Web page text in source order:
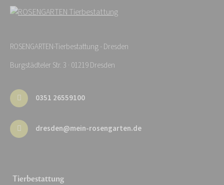
ROSENGARTEN-Tierbestattung - Dresden
Burgstädteler Str. 3 · 01219 Dresden
0351 26559100
dresden@mein-rosengarten.de
Tierbestattung